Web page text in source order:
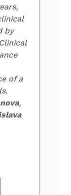
by
of a
,